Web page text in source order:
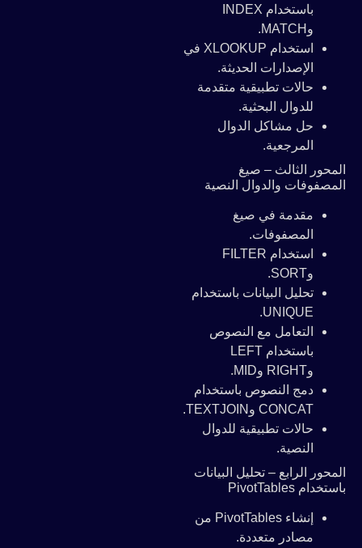
باستخدام INDEX
وMATCH.
استخدام XLOOKUP في
الإصدارات الحديثة.
حالات تطبيقية متقدمة
للدوال البحثية.
حل مشاكل الدوال
المرجعية.
المحور الثالث – صيغ
المصفوفات والدوال النصية
مقدمة في صيغ
المصفوفات.
استخدام FILTER
وSORT.
تحليل البيانات باستخدام
UNIQUE.
التعامل مع النصوص
باستخدام LEFT
وRIGHT وMID.
دمج النصوص باستخدام
CONCAT وTEXTJOIN.
حالات تطبيقية للدوال
النصية.
المحور الرابع – تحليل البيانات
باستخدام PivotTables
إنشاء PivotTables من
مصادر متعددة.